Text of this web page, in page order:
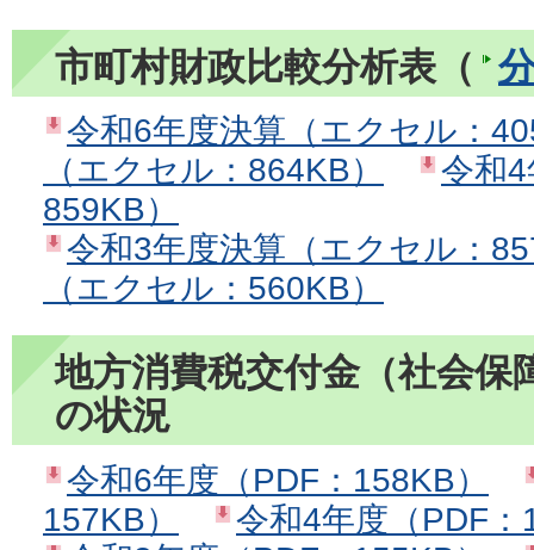
市町村財政比較分析表（
令和6年度決算（エクセル：
（エクセル：864KB）
令和
859KB）
令和3年度決算（エクセル：
（エクセル：560KB）
地方消費税交付金（社会保
の状況
令和6年度（PDF：158KB）
157KB）
令和4年度（PDF：